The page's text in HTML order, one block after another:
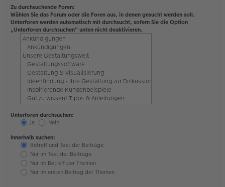
Zu durchsuchende Foren:
Wählen Sie das Forum oder die Foren aus, in denen gesucht werden soll.
Unterforen werden automatisch mit durchsucht, sofern Sie die Option
„Unterforen durchsuchen“ unten nicht deaktivieren.
Unterforen durchsuchen:
Ja
Nein
Innerhalb suchen:
Betreff und Text der Beiträge
Nur im Text der Beiträge
Nur im Betreff der Themen
Nur im ersten Beitrag der Themen